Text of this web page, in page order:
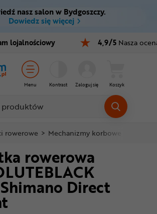
Ctrl M
Menu główne
o produkcie
Do koszyka
informacje
Stopka
Mapa strony
nasz salon w Bydgoszczy.
Dowiedz się więcej
lojalnościowy 4,9/5 Nasza
Menu Kontrast Zaloguj się Koszyk
rowerowe > Mechanizmy korbowe
rowerowa
Direct